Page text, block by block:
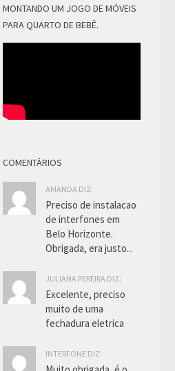
MONTANDO UM JOGO DE MÓVEIS
PARA QUARTO DE BEBÊ.
COMENTÁRIOS
AMANDA DIZ:
Preciso de instalacao
de interfones em
Belo Horizonte.
Obrigada, era justo...
JULIANA PEREIRA DIZ:
Excelente, preciso
muito de uma
fechadura eletrica
INTERFONE DIZ: